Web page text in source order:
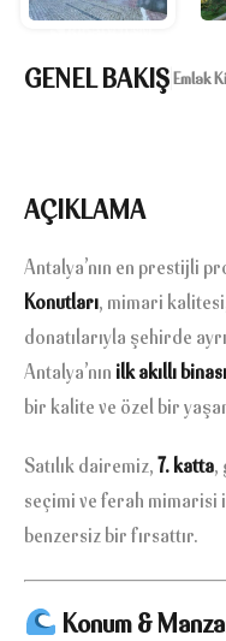
GENEL BAKIŞ Emlak
AÇIKLAMA
Antalya’nın en prestijli
Konutları, mimari
donatılarıyla şehirde
Antalya’nın ilk akıllı binası
bir kalite ve özel bir
Satılık dairemiz, 7. katta,
seçimi ve ferah
benzersiz bir fırsattır.
Konum &